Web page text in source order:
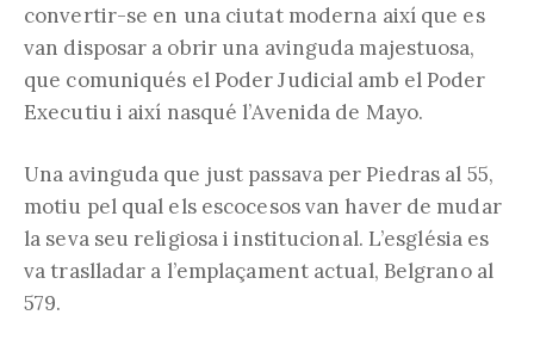
convertir-se en una ciutat moderna així que es
van disposar a obrir una avinguda majestuosa,
que comuniqués el Poder Judicial amb el Poder
Executiu i així nasqué l’Avenida de Mayo.
Una avinguda que just passava per Piedras al 55,
motiu pel qual els escocesos van haver de mudar
la seva seu religiosa i institucional. L’església es
va traslladar a l’emplaçament actual, Belgrano al
579.